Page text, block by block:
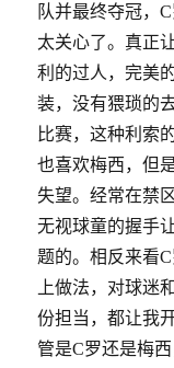
队并最终夺冠，
太关心了。真正
利的过人，完美
装，没有猥琐的
比赛，这种利索
也喜欢梅西，但
失望。经常在禁
无视球童的握手
题的。相反来看
上做法，对球迷
份担当，都让我
管是C罗还是梅